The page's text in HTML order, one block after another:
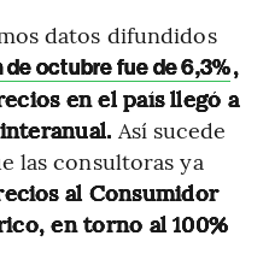
datos difundidos
de octubre fue de 6,3%,
en el país llegó a
Así sucede
las consultoras ya
al Consumidor
en torno al 100%